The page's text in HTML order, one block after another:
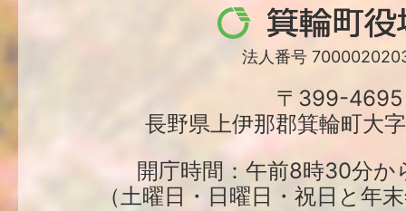
箕
輪
役
場
法人番号
〒399-4695
長野県上伊那郡箕輪町大
開庁時間：午前8時30分か
（土曜日・日曜日・祝日と年